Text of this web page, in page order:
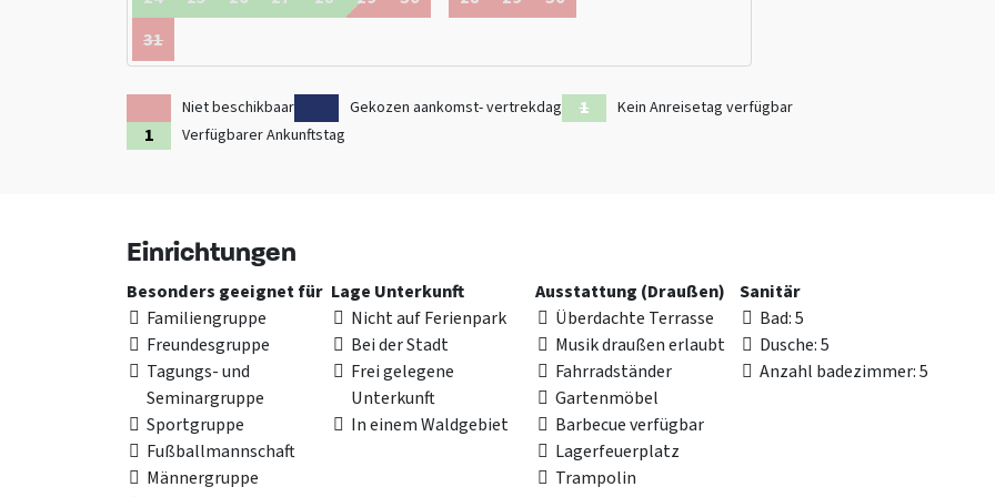
31
Niet beschikbaar Gekozen aankomst- vertrekdag
Kein Anreisetag verfügbar
Verfügbarer Ankunftstag
Einrichtungen
Lage Unterkunft
Nicht auf Ferienpark
Bei der Stadt
Frei gelegene
Unterkunft
In einem Waldgebiet
Ausstattung (Draußen)
Überdachte Terrasse
Musik draußen erlaubt
Fahrradständer
Gartenmöbel
Barbecue verfügbar
Lagerfeuerplatz
Trampolin
Sanitär
Bad: 5
Dusche: 5
Anzahl badezimmer: 5
Besonders geeignet für
Familiengruppe
Freundesgruppe
Tagungs- und
Seminargruppe
Sportgruppe
Fußballmannschaft
Männergruppe